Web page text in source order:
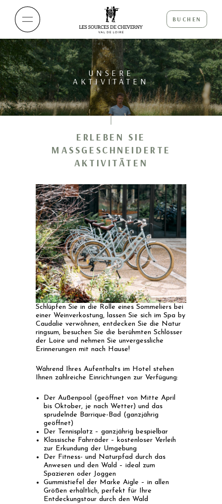
BUCHEN
UNSERE
AKTIVITÄTEN
ERLEBEN SIE
MASSGESCHNEIDERTE A
KTIVITÄTEN
Schlüpfen Sie in die Rolle eines Sommeliers bei
einer Weinverkostung, lassen Sie sich im Spa by
Caudalie verwöhnen, entdecken Sie die Natur
ringsum, besuchen Sie die berühmten Schlösser
der Loire und nehmen Sie unvergessliche
Erinnerungen mit nach Hause!
Während Ihres Aufenthalts im Hotel stehen
Ihnen zahlreiche Einrichtungen zur Verfügung:
Der Außenpool (geöffnet von Mitte April
bis Oktober, je nach Wetter) und das
sprudelnde Barrique-Bad (ganzjährig
geöffnet)
Der Tennisplatz – ganzjährig bespielbar
Klassische Fahrräder – kostenloser Verleih
zur Erkundung der Umgebung
Der Fitness- und Naturpfad durch das
Anwesen und den Wald – ideal zum
Spazieren oder Joggen
Gummistiefel der Marke Aigle – in allen
Größen erhältlich, perfekt für Ihre
Entdeckungstour durch den Wald